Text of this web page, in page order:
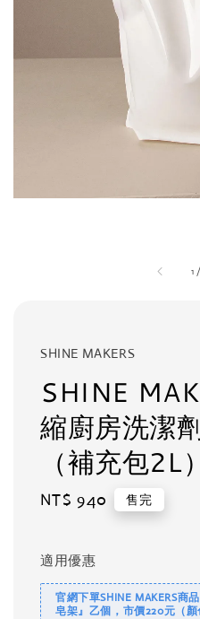
1 /
SHINE MAKERS
SHINE
縮廚房洗潔
（補充包2L）
Regular
NT$ 940 售完
適用優惠
官網下單SHINE MAKERS商
皂架』乙個，市價220元（顏